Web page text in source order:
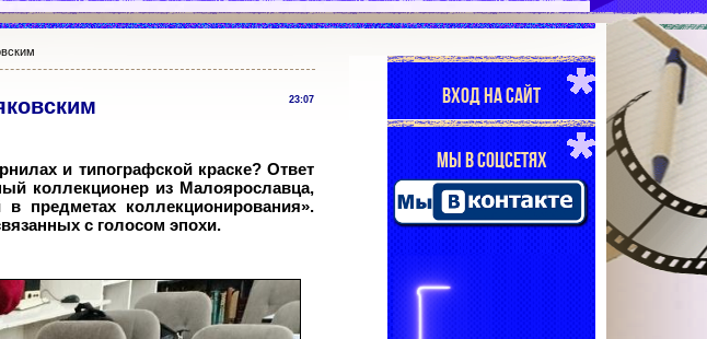
23:07
и типографской краске? Ответ
коллекционер из Малоярославца,
предметах коллекционирования».
с голосом эпохи.
ВХОД НА САЙТ
МЫ В СОЦСЕТЯХ